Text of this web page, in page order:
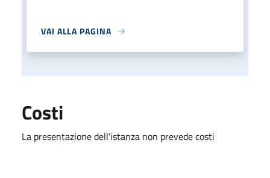
VAI ALLA PAGINA
Costi
La presentazione dell'istanza non prevede costi